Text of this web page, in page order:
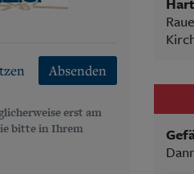
Absenden
erst am
bitte in Ihrem